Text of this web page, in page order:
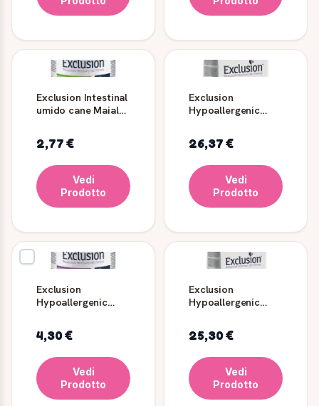
Exclusion Intestinal
umido cane Maiale
2,77 €
Vedi
Prodotto
Exclusion
Hypoallergenic
Medium/Large
26,37 €
Vedi
Prodotto
Exclusion
Hypoallergenic
4,30 €
Vedi
Prodotto
Exclusion
Hypoallergenic
25,30 €
Vedi
Prodotto